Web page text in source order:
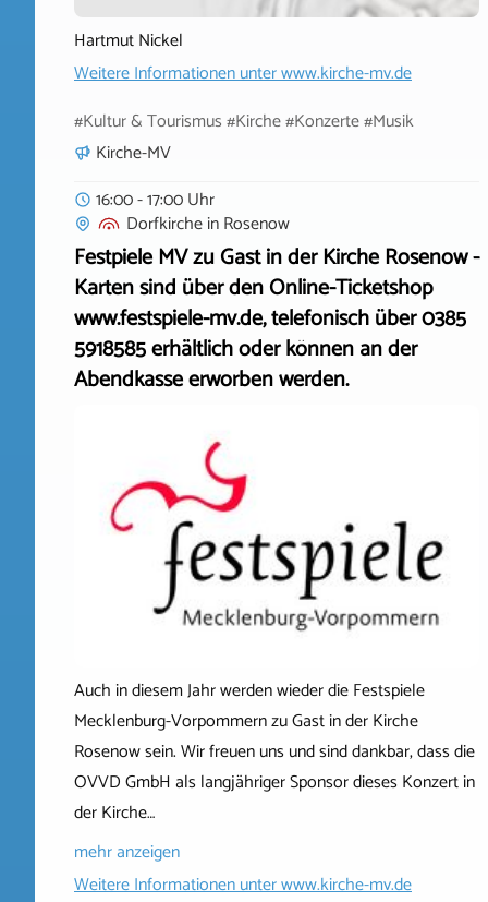
Hartmut Nickel
Weitere Informationen unterwww.kirche-mv.de
#Kultur & Tourismus #Kirche #Konzerte #Musik
Kirche-MV
16:00 - 17:00 Uhr
DorfkircheinRosenow
Festpiele MV zu Gast in der Kirche Rosenow -
Karten sind über den Online-Ticketshop
www.festspiele-mv.de, telefonisch über 0385
5918585 erhältlich oder können an der
Abendkasse erworben werden.
Auch in diesem Jahr werden wieder die Festspiele
Mecklenburg-Vorpommern zu Gast in der Kirche
Rosenow sein. Wir freuen uns und sind dankbar, dass die
OVVD GmbH als langjähriger Sponsor dieses Konzert in
der Kirche…
mehr anzeigen
Weitere Informationen unterwww.kirche-mv.de